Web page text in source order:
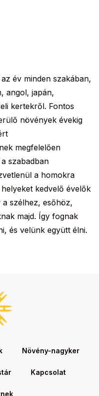
év minden szakában,
angol, japán,
kertekről. Fontos
növények évekig
megfelelően
szabadban
a homokra
kedvelő évelők
szélhez, esőhöz,
majd. Így fognak
és velünk együtt élni.
Növény-nagyker
Kapcsolat